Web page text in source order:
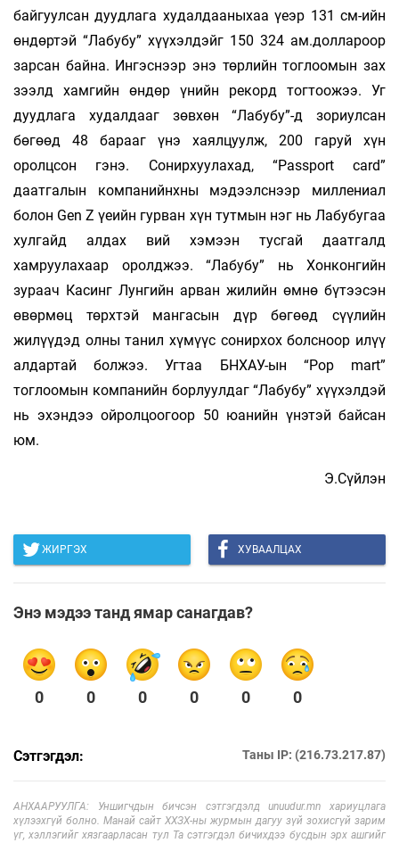
байгуулсан дуудлага худалдааныхаа үеэр 131 см-ийн
өндөртэй “Лабубу” хүүхэлдэйг 150 324 ам.доллароор
зарсан байна. Ингэснээр энэ төрлийн тоглоомын зах
зээлд хамгийн өндөр үнийн рекорд тогтоожээ. Уг
дуудлага худалдааг зөвхөн “Лабубу”-д зориулсан
бөгөөд 48 барааг үнэ хаялцуулж, 200 гаруй хүн
оролцсон гэнэ. Сонирхуулахад, “Passport сard”
даатгалын компанийнхны мэдээлснээр миллениал
болон Gen Z үеийн гурван хүн тутмын нэг нь Лабубугаа
хулгайд алдах вий хэмээн тусгай даатгалд
хамруулахаар оролджээ. “Лабубу” нь Хонконгийн
зураач Касинг Лунгийн арван жилийн өмнө бүтээсэн
өвөрмөц төрхтэй мангасын дүр бөгөөд сүүлийн
жилүүдэд олны танил хүмүүс сонирхох болсноор илүү
алдартай болжээ. Угтаа БНХАУ-ын “Pop mart”
тоглоомын компанийн борлуулдаг “Лабубу” хүүхэлдэй
нь эхэндээ ойролцоогоор 50 юанийн үнэтэй байсан
юм.
Э.Сүйлэн
ЖИРГЭХ ХУВААЛЦАХ
Энэ мэдээ танд ямар санагдав?
0 0 0 0 0 0
Сэтгэгдэл: Таны IP: (216.73.217.87)
АНХААРУУЛГА: Уншигчдын бичсэн сэтгэгдэлд unuudur.mn хариуцлага
хүлээхгүй болно. Манай сайт ХХЗХ-ны журмын дагуу зүй зохисгүй зарим
үг, хэллэгийг хязгаарласан тул Та сэтгэгдэл бичихдээ бусдын эрх ашгийг